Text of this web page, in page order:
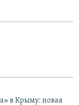
в Крыму: новая